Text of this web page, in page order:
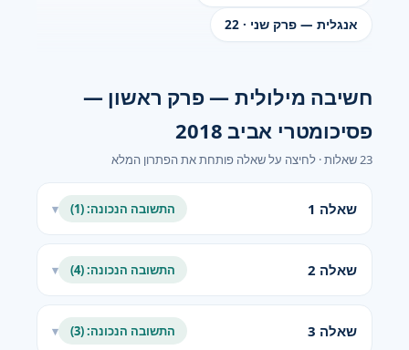
אנגלית — פרק שני · 22
חשיבה מילולית — פרק ראשון —
פסיכומטרי אביב 2018
23 שאלות · לחיצה על שאלה פותחת את הפתרון המלא
שאלה 1 התשובה הנכונה: (1) ▾
שאלה 2 התשובה הנכונה: (4) ▾
שאלה 3 התשובה הנכונה: (3) ▾